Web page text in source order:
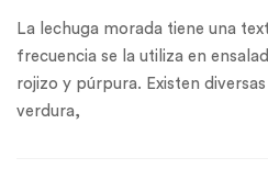
La lechuga morada tiene una
frecuencia se la utiliza en
rojizo y púrpura. Existen
verdura,